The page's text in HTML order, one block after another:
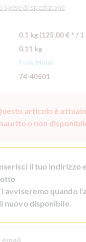
spese di spedizione
0.1 kg (125,00 € * / 1
0,11 kg
Friis-Holm
74-40501
articolo è
o non
il tuo indirizzo
avviseremo quando
nuovo disponibile.